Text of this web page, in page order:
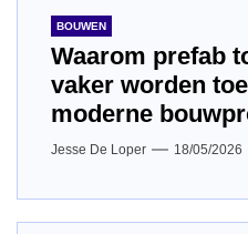
BOUWEN
Waarom prefab
vaker worden
moderne
Jesse De Loper 18/05/2026